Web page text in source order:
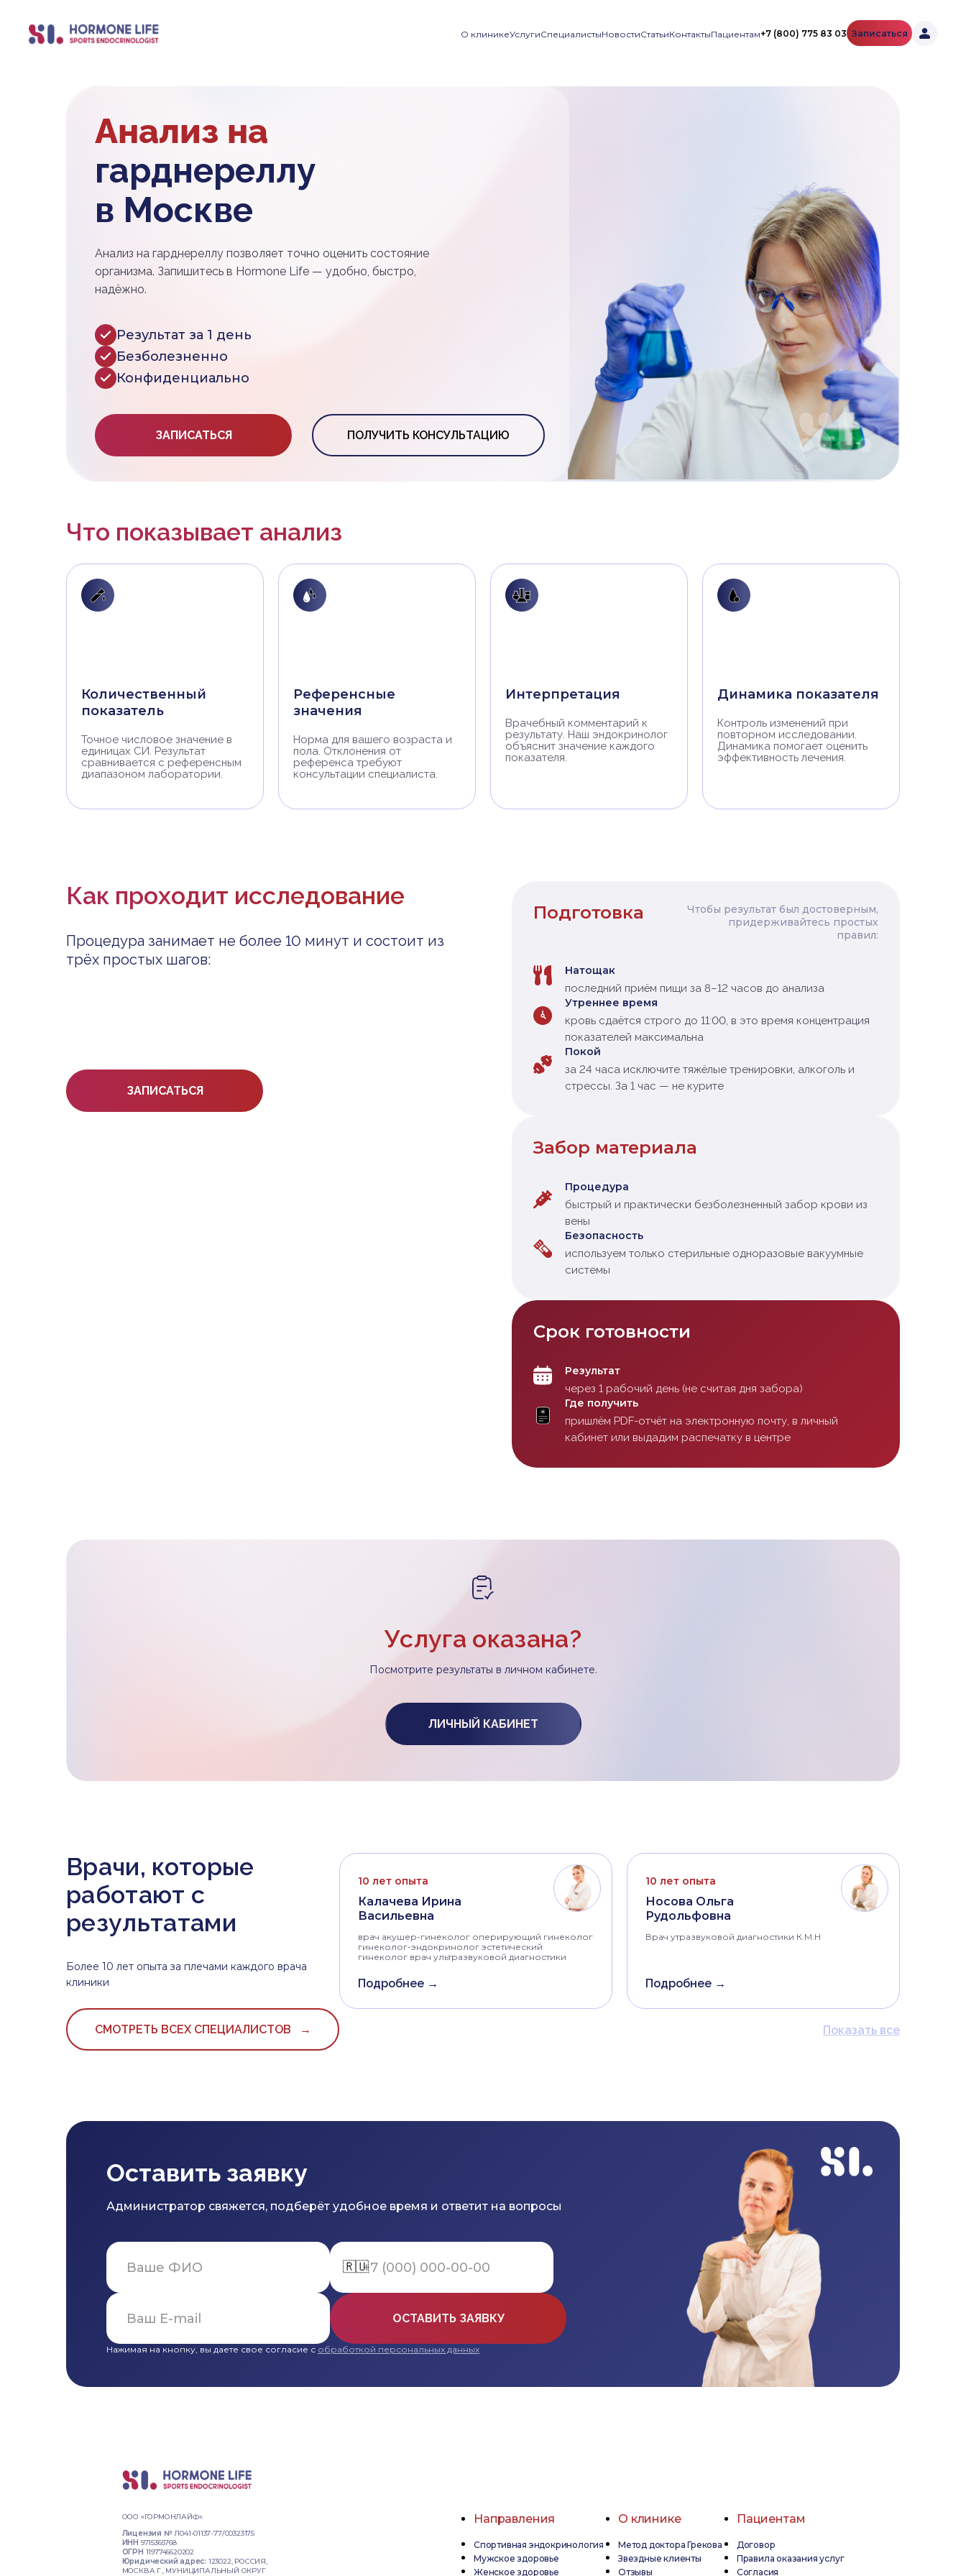
О клиникеУслугиСпециалистыНовостиСтатьиКонтактыПациентам+7 (800) 775 83 03 Записаться
Анализ на
гарднереллу
в Москве
Анализ на гарднереллу позволяет точно оценить состояние
организма. Запишитесь в Hormone Life — удобно, быстро,
надёжно.
Результат за 1 день
Безболезненно
Конфиденциально
ЗАПИСАТЬСЯ ПОЛУЧИТЬ КОНСУЛЬТАЦИЮ
Что показывает анализ
Количественный
показатель
Точное числовое значение в
единицах СИ. Результат
сравнивается с референсным
диапазоном лаборатории.
Референсные
значения
Норма для вашего возраста и
пола. Отклонения от
референса требуют
консультации специалиста.
Интерпретация
Врачебный комментарий к
результату. Наш эндокринолог
объяснит значение каждого
показателя.
Динамика показателя
Контроль изменений при
повторном исследовании.
Динамика помогает оценить
эффективность лечения.
Как проходит исследование
Процедура занимает не более 10 минут и состоит из
трёх простых шагов:
ЗАПИСАТЬСЯ
Подготовка
Чтобы результат был достоверным,
придерживайтесь простых
правил:
Натощак
последний приём пищи за 8–12 часов до анализа
Утреннее время
кровь сдаётся строго до 11:00, в это время концентрация
показателей максимальна
Покой
за 24 часа исключите тяжёлые тренировки, алкоголь и
стрессы. За 1 час — не курите
Забор материала
Процедура
быстрый и практически безболезненный забор крови из
вены
Безопасность
используем только стерильные одноразовые вакуумные
системы
Срок готовности
Результат
через 1 рабочий день (не считая дня забора)
Где получить
пришлём PDF-отчёт на электронную почту, в личный
кабинет или выдадим распечатку в центре
Услуга оказана?
Посмотрите результаты в личном кабинете.
ЛИЧНЫЙ КАБИНЕТ
Врачи, которые
работают с
результатами
Более 10 лет опыта за плечами каждого врача
клиники
СМОТРЕТЬ ВСЕХ СПЕЦИАЛИСТОВ →
10 лет опыта
Калачева Ирина
Васильевна
врач акушер-гинеколог оперирующий гинеколог
гинеколог-эндокринолог эстетический
гинеколог врач ультразвуковой диагностики
Подробнее →
10 лет опыта
Носова Ольга
Рудольфовна
Врач утразвуковой диагностики К.М.Н
Подробнее →
Показать все
Оставить заявку
Администратор свяжется, подберёт удобное время и ответит на вопросы
🇷🇺
ОСТАВИТЬ ЗАЯВКУ
Нажимая на кнопку, вы даете свое согласие с обработкой персональных данных
ООО «ГОРМОНЛАЙФ».
Лицензия №Л041-01137-77/00323175
ИНН 9715365768
ОГРН 1197746620202
Юридический адрес: 123022, РОССИЯ,
МОСКВА Г., МУНИЦИПАЛЬНЫЙ ОКРУГ
Направления
Спортивная эндокринология
Мужское здоровье
Женское здоровье
О клинике
Метод доктора Грекова
Звездные клиенты
Отзывы
Пациентам
Договор
Правила оказания услуг
Согласия